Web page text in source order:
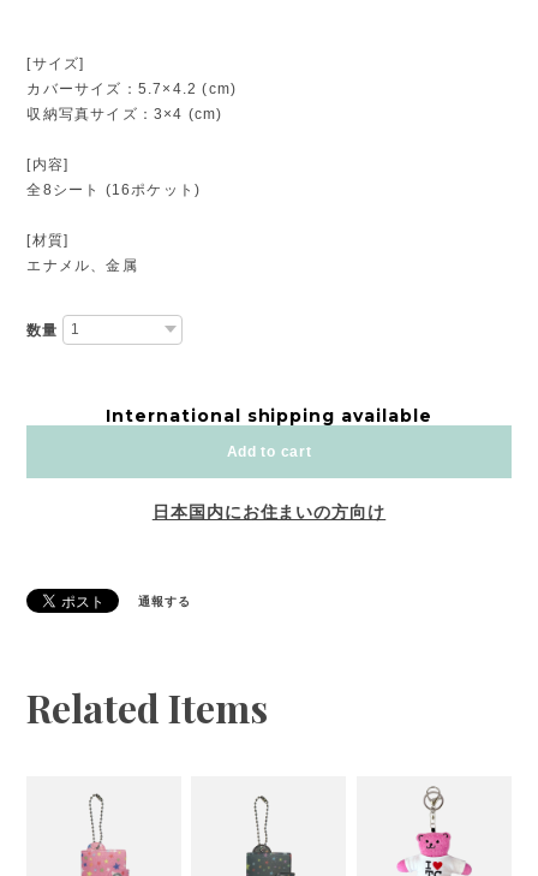
[サイズ]
カバーサイズ：5.7×4.2 (cm)
収納写真サイズ：3×4 (cm)
[内容]
全8シート (16ポケット)
[材質]
エナメル、金属
数量
International shipping available
Add to cart
日本国内にお住まいの方向け
通報する
Related Items